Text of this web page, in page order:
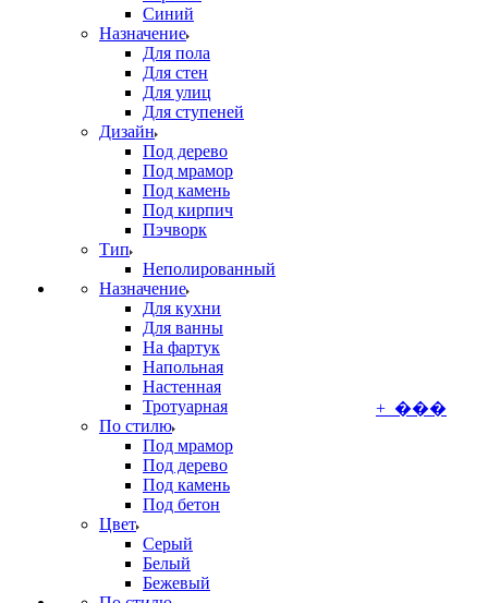
Синий
Назначение
Для пола
Для стен
Для улиц
Для ступеней
Дизайн
Под дерево
Под мрамор
Под камень
Под кирпич
Пэчворк
Тип
Неполированный
Назначение
Для кухни
Для ванны
На фартук
Напольная
Настенная
Тротуарная
По стилю
Под мрамор
Под дерево
Под камень
Под бетон
Цвет
Серый
Белый
Бежевый
+ ���